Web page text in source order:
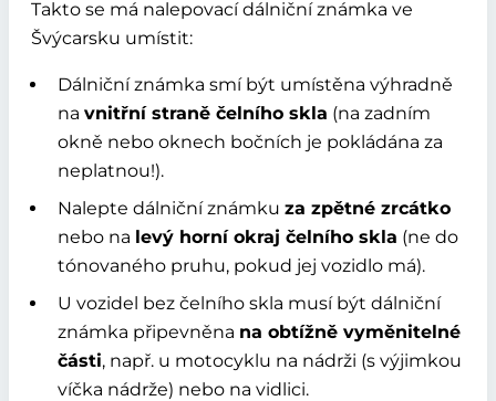
Takto se má nalepovací dálniční známka ve
Švýcarsku umístit:
Dálniční známka smí být umístěna výhradně
na vnitřní straně čelního skla (na zadním
okně nebo oknech bočních je pokládána za
neplatnou!).
Nalepte dálniční známku za zpětné zrcátko
nebo na levý horní okraj čelního skla (ne do
tónovaného pruhu, pokud jej vozidlo má).
U vozidel bez čelního skla musí být dálniční
známka připevněna na obtížně vyměnitelné
části, např. u motocyklu na nádrži (s výjimkou
víčka nádrže) nebo na vidlici.